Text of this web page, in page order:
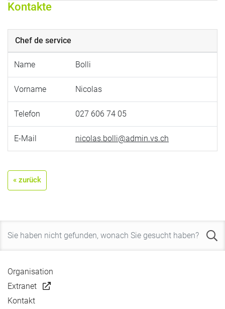
Kontakte
Chef de service
Name Bolli
Vorname Nicolas
Telefon 027 606 74 05
E-Mail nicolas.bolli@admin.vs.ch
« zurück
Organisation
Extranet
Kontakt